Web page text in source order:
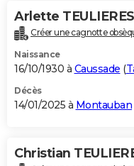
Bricolage
Lifestyle
Culture
Sport
Auto
Television
Voyage
Cinema
Arlette TEULIERES
Créer une cagnotte
Naissance
16/10/1930 à Caussade (
Décès
14/01/2025 à Montauban
Christian